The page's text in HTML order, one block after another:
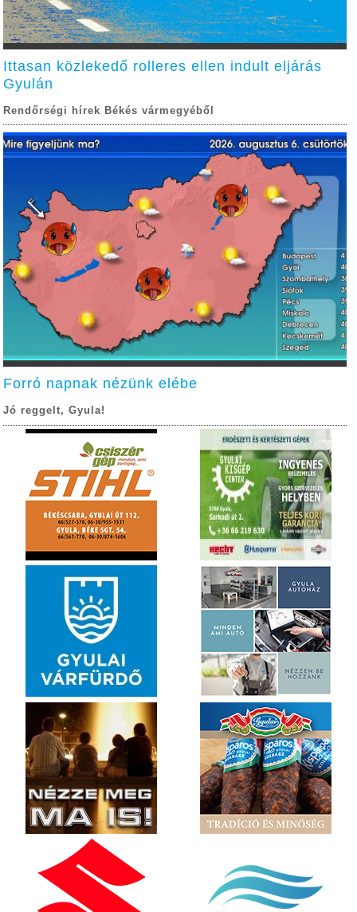
Ittasan közlekedő rolleres ellen indult eljárás
Gyulán
Rendőrségi hírek Békés vármegyéből
Forró napnak nézünk elébe
Jó reggelt, Gyula!